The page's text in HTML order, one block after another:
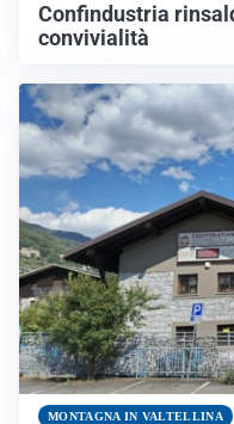
Confindustria
convivialità
MONTAGNA IN VALTELLINA